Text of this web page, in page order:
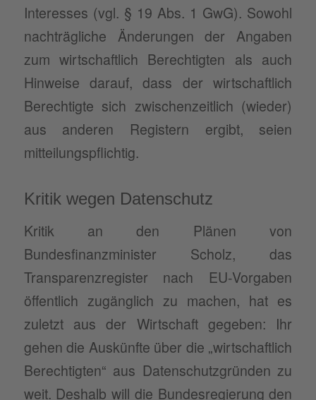
Interesses (vgl. § 19 Abs. 1 GwG). Sowohl
nachträgliche Änderungen der Angaben
zum wirtschaftlich Berechtigten als auch
Hinweise darauf, dass der wirtschaftlich
Berechtigte sich zwischenzeitlich (wieder)
aus anderen Registern ergibt, seien
mitteilungspflichtig.
Kritik wegen Datenschutz
Kritik an den Plänen von
Bundesfinanzminister Scholz, das
Transparenzregister nach EU-Vorgaben
öffentlich zugänglich zu machen, hat es
zuletzt aus der Wirtschaft gegeben: Ihr
gehen die Auskünfte über die „wirtschaftlich
Berechtigten“ aus Datenschutzgründen zu
weit. Deshalb will die Bundesregierung den